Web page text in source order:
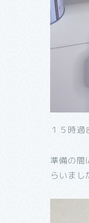
１５時過
準備の間
らいまし